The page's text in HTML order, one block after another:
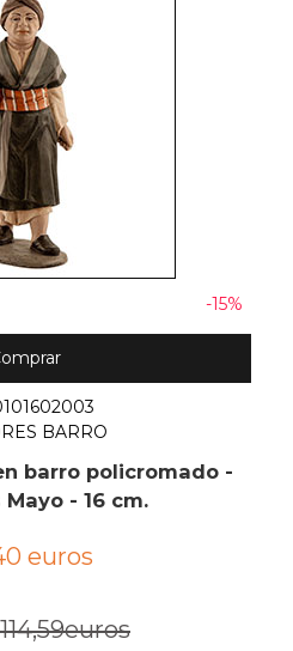
-15%
BARRO
barro policromado -
- 16 cm.
euros